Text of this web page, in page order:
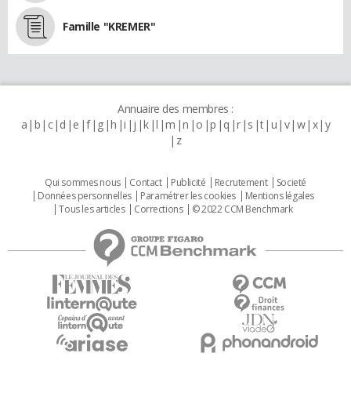
Famille "KREMER"
Annuaire des membres :
a b c d e f g h i j k l m n o p q r s t u v w x y
z
Qui sommes nous Contact Publicité Recrutement
Societé
Données personnelles
Paramétrer les cookies
Mentions légales
Tous les articles
Corrections © 2022 CCM Benchmark